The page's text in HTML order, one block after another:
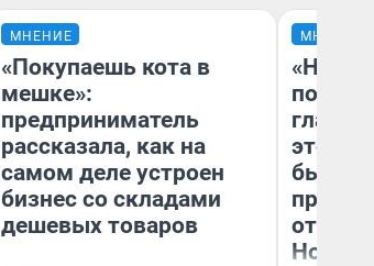
МНЕНИЕ
«Покупаешь кота в
мешке»:
предприниматель
рассказала, как на
самом деле устроен
бизнес со складами
дешевых товаров
МНЕНИЕ
этого
бьет
отзыв
Нолана